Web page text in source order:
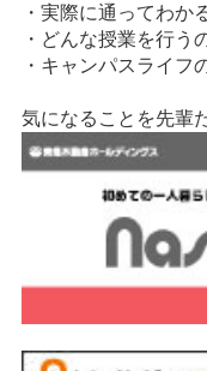
・実際に通ってわか
・どんな授業を行う
・キャンパスライフ
気になることを先輩